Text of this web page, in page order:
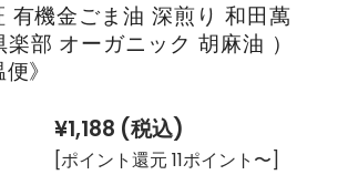
有機金ごま油 深煎り 和田萬
楽部 オーガニック 胡麻油 ）
》
¥1,188 (税込)
[ポイント還元 11ポイント〜]